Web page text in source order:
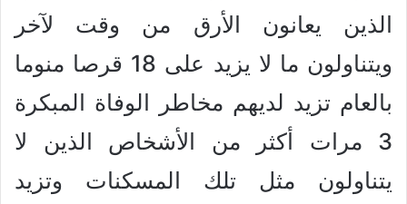
الذين يعانون الأرق من وقت لآخر
ويتناولون ما لا يزيد على 18 قرصا منوما
بالعام تزيد لديهم مخاطر الوفاة المبكرة
3 مرات أكثر من الأشخاص الذين لا
يتناولون مثل تلك المسكنات وتزيد